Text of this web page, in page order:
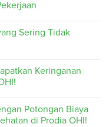
Sering Tidak
Keringanan
Potongan Biaya
di Prodia OHI!